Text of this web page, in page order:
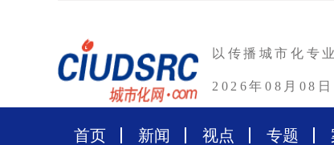
以传播城市化专
2026年08月08日
首页 新闻 视点 专题